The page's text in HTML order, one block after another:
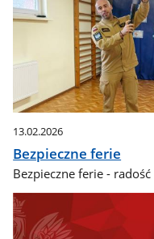
13.02.2026
Bezpieczne ferie
Bezpieczne ferie -